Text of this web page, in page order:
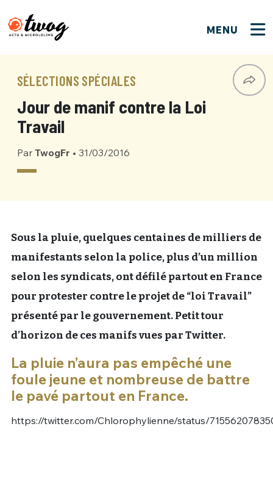
MENU
SÉLECTIONS SPÉCIALES
Jour de manif contre la Loi
Travail
Par TwogFr • 31/03/2016
Sous la pluie, quelques centaines de milliers de
manifestants selon la police, plus d’un million
selon les syndicats, ont défilé partout en France
pour protester contre le projet de “loi Travail”
présenté par le gouvernement. Petit tour
d’horizon de ces manifs vues par Twitter.
La pluie n’aura pas empêché une
foule jeune et nombreuse de battre
le pavé partout en France.
https://twitter.com/Chlorophylienne/status/
Bienvenue !
PSEUDO*
EMAIL*
JE M'INSCRIS
Connexion
PSEUDO
CONNEXION
VOTRE PARTICIPATION
Que souhaitez-vous proposer ?
Quelques tweets
C'EST PARTI
M'INSCRIRE
ME CONNECTER
Un Thread
C'EST PARTI